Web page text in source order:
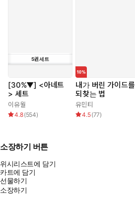
5권세트
[30%▼] <아네트
> 세트
이유월
4.8(554)
내가 버린 가이드를
되찾는 법
유민티
4.5(77)
소장하기 버튼
위시리스트에 담기
카트에 담기
선물하기
소장하기